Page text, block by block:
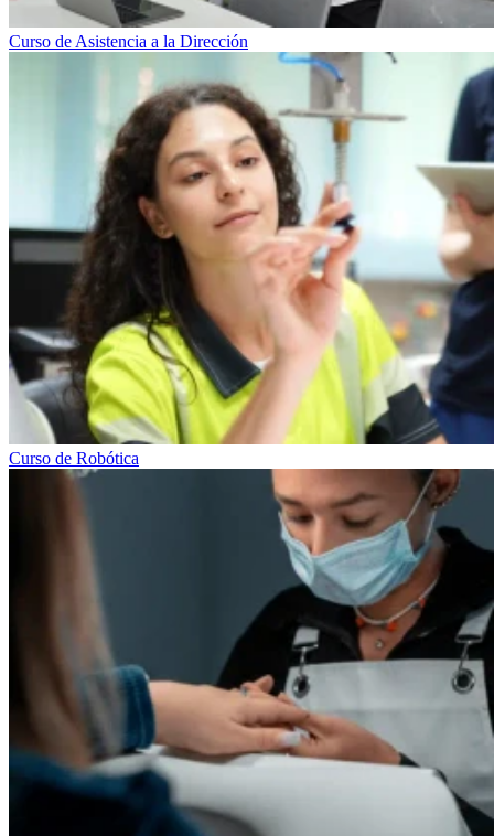
Curso de Asistencia a la Dirección
Curso de Robótica